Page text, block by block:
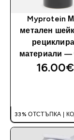
Myprotein
метален
материали —
16.00€‎
33% ОТСТЪПКА |